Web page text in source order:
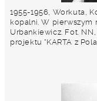
1955-1956, Workuta,
kopalni. W pierwszym
Urbankiewicz. Fot.
projektu "KARTA z